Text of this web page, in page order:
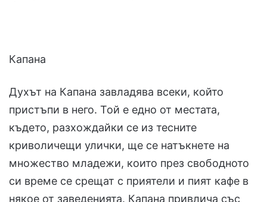
Капана
Духът на Капана завладява всеки, който
пристъпи в него. Той е едно от местата,
където, разхождайки се из тесните
криволичещи улички, ще се натъкнете на
множество младежи, които през свободното
си време се срещат с приятели и пият кафе в
някое от заведенията. Капана привлича със